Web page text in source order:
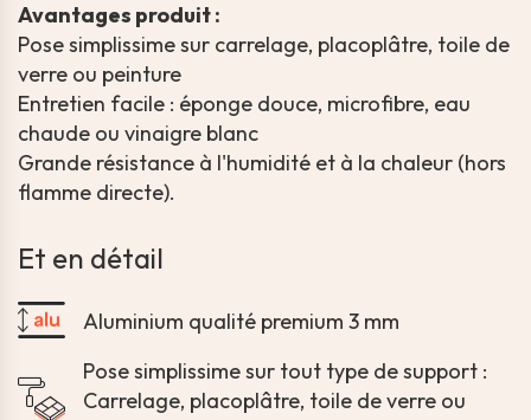
Avantages produit :
Pose simplissime sur carrelage, placoplâtre, toile de
verre ou peinture
Entretien facile : éponge douce, microfibre, eau
chaude ou vinaigre blanc
Grande résistance à l'humidité et à la chaleur (hors
flamme directe).
Et en détail
Aluminium qualité premium 3 mm
Pose simplissime sur tout type de support :
Carrelage, placoplâtre, toile de verre ou